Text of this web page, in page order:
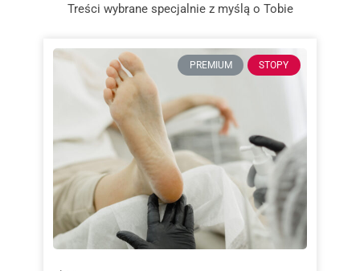
Treści wybrane specjalnie z myślą o Tobie
PREMIUM STOPY